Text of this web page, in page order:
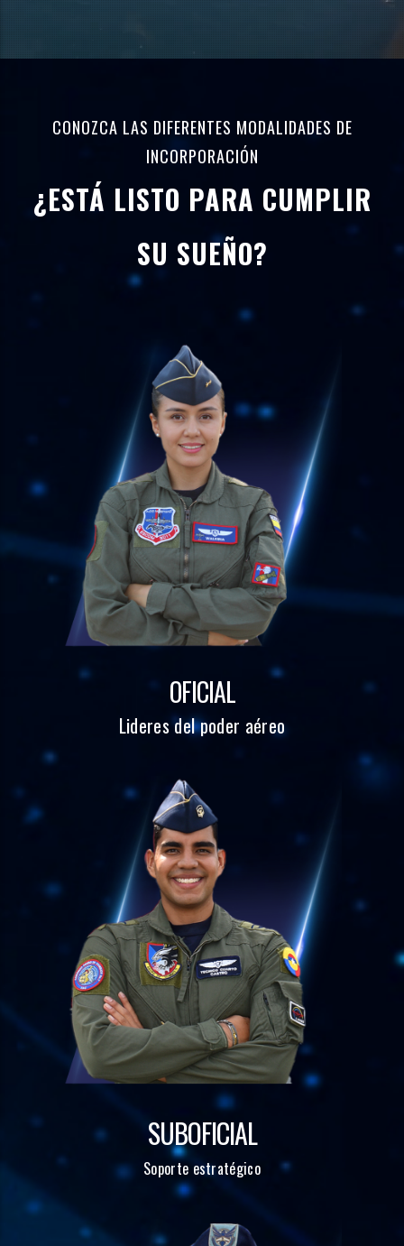
CONOZCA LAS DIFERENTES MODALIDADES DE
INCORPORACIÓN
¿ESTÁ LISTO PARA CUMPLIR
SU SUEÑO?
OFICIAL
Lideres del poder aéreo
SUBOFICIAL
Soporte estratégico